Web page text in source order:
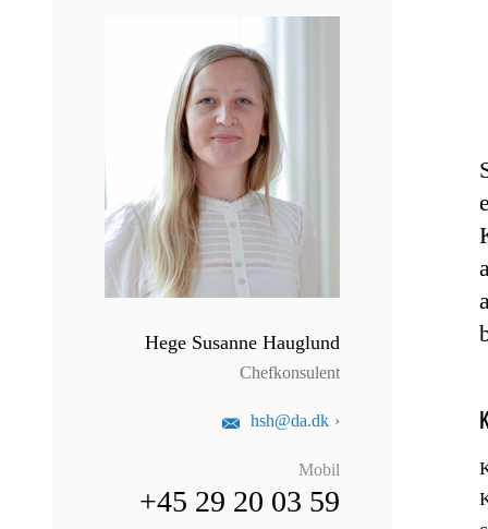
Hege Susanne Hauglund
Chefkonsulent
hsh@da.dk
Mobil
+45 29 20 03 59